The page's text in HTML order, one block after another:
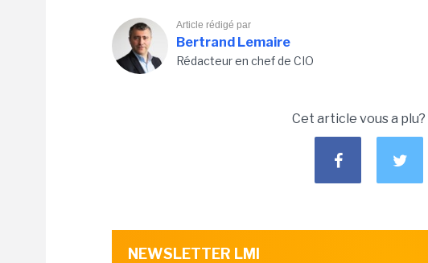
Article rédigé par
Bertrand Lemaire
Rédacteur en chef de CIO
Cet article vous a plu?
NEWSLETTER LMI